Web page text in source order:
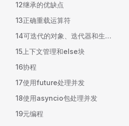
12继承的优缺点
13正确重载运算符
14可迭代的对象、迭代器和生成器
15上下文管理和else块
16协程
17使用future处理并发
18使用asyncio包处理并发
19元编程